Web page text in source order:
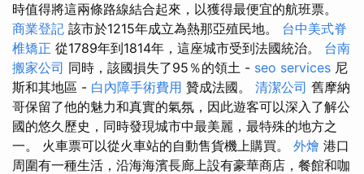
時值得將這兩條路線結合起來，以獲得最便宜的航班票。
商業登記 該市於1215年成立為熱那亞殖民地。 台中美式脊
椎矯正 從1789年到1814年，這座城市受到法國統治。 台南
搬家公司 同時，該國損失了95％的領土 - seo services 尼
斯和其地區 - 白內障手術費用 贊成法國。 清潔公司 舊摩納
哥保留了他的魅力和真實的氣氛，因此遊客可以深入了解公
國的悠久歷史，同時發現城市中最美麗，最特殊的地方之
一。 火車票可以從火車站的自動售貨機上購買。 外燴 港口
周圍有一種生活，沿海海濱長廊上設有豪華商店，餐館和咖